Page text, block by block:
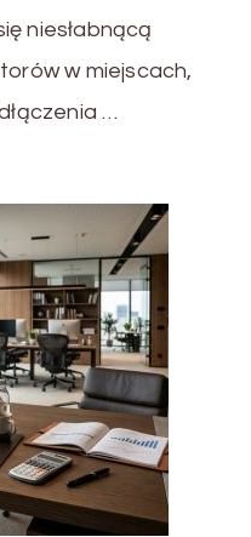
niesłabnącą
w miejscach,
…